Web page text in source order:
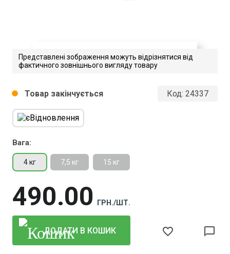
Kreisel_310
Представлені зображення можуть відрізнятися від
фактичного зовнішнього вигляду товару
Код: 24337
Вага:
4 кг 7,5 кг 15 кг
490 00 ГРН./ШТ.
circle Товар закінчується
ДОДАТИ В КОШИК favorite_border chat_bubble_outline